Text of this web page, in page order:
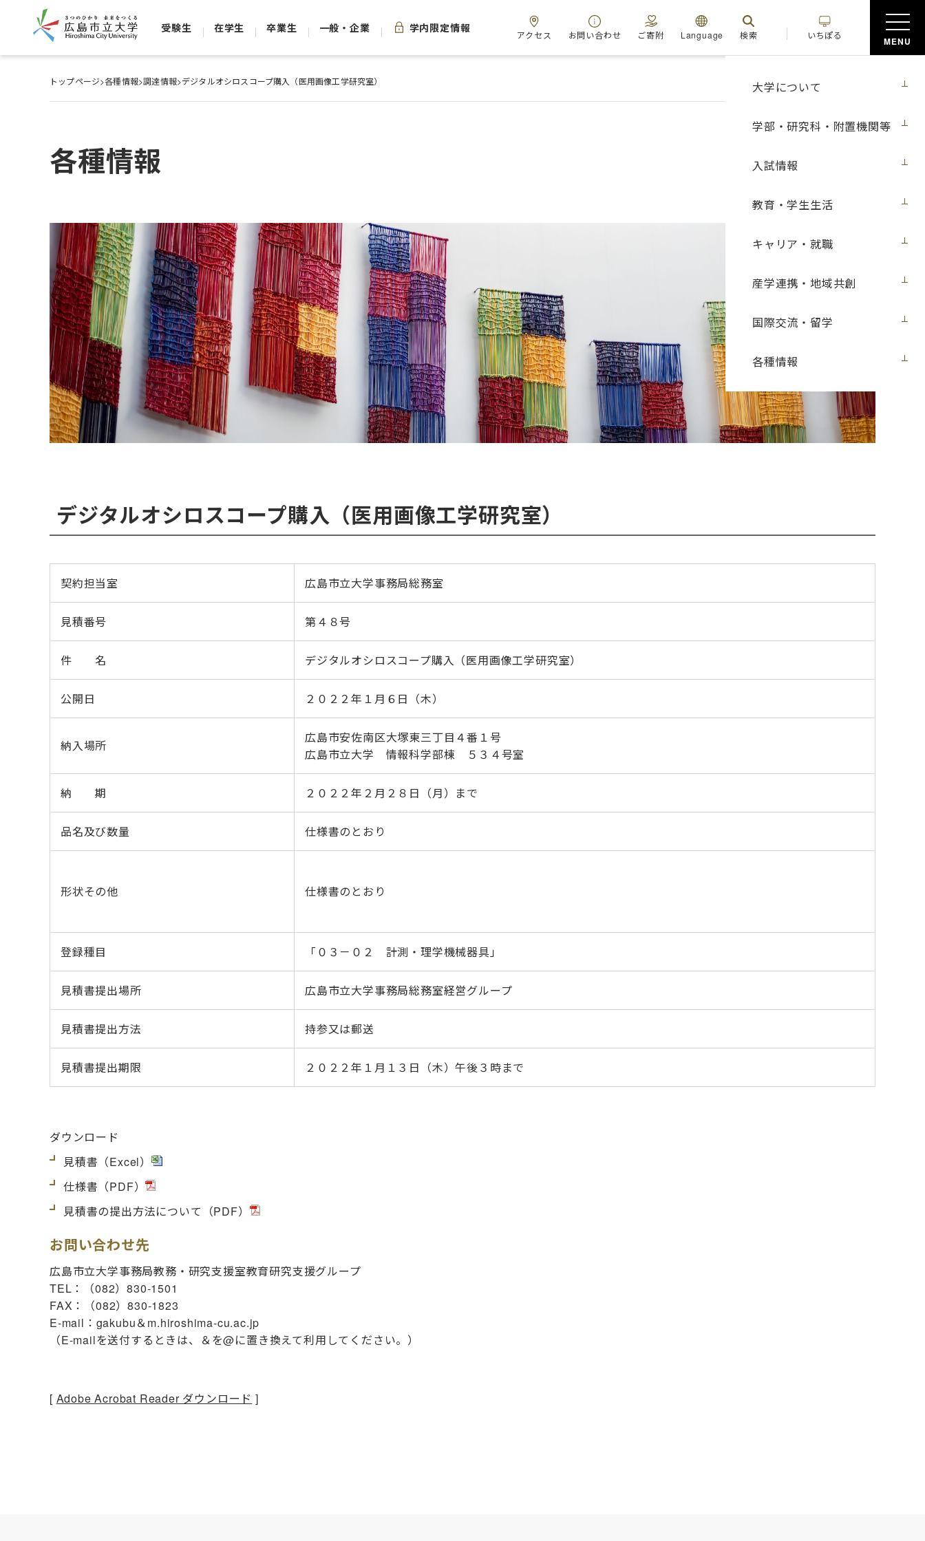
大学について
学部・研究科・附置機関等
入試情報
教育・学生生活
キャリア・就職
産学連携・地域共創
国際交流・留学
各種情報
受験生 在学生 卒業生 一般・企業 学内限定情報
アクセス お問い合わせ ご寄附 Language 検索 いちぽる
MENU
トップページ>各種情報>調達情報>デジタルオシロスコープ購入（医用画像工学研究室）
各種情報
デジタルオシロスコープ購入（医用画像工学研究室）
契約担当室 広島市立大学事務局総務室
見積番号 第４８号
件 名 デジタルオシロスコープ購入（医用画像工学研究室）
公開日 ２０２２年１月６日（木）
納入場所
広島市安佐南区大塚東三丁目４番１号
広島市立大学 情報科学部棟 ５３４号室
納 期 ２０２２年２月２８日（月）まで
品名及び数量 仕様書のとおり
形状その他 仕様書のとおり
登録種目 「０３－０２ 計測・理学機械器具」
見積書提出場所 広島市立大学事務局総務室経営グループ
見積書提出方法 持参又は郵送
見積書提出期限 ２０２２年１月１３日（木）午後３時まで
ダウンロード
見積書 （Excel）
仕様書 （PDF）
見積書の提出方法について
（PDF）
お問い合わせ先
広島市立大学事務局教務・研究支援室教育研究支援グループ
TEL：（082）830-1501
FAX：（082）830-1823
E-mail：gakubu＆m.hiroshima-cu.ac.jp
（E-mailを送付するときは、＆を@に置き換えて利用してください。）
[ Adobe Acrobat Reader ダウンロード ]